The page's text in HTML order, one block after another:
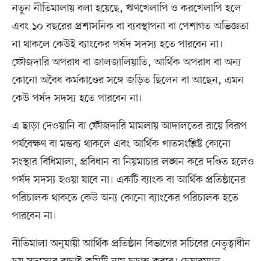
নতুন নীতিমালায় বলা হয়েছে, ঋণখেলাপি ও করখেলাপি হলে
এবং ১০ বছরের প্রশাসনিক বা ব্যবস্থাপনা বা পেশাগত অভিজ্ঞতা
না থাকলে কেউই ব্যাংকের পর্ষদ সদস্য হতে পারবেন না।
ফৌজদারি অপরাধ বা জালজালিয়াতি, আর্থিক অপরাধ বা অন্য
কোনো অবৈধ কর্মকাণ্ডের সঙ্গে জড়িত ছিলেন বা আছেন, এমন
কেউ পর্ষদ সদস্য হতে পারবেন না।
এ ছাড়া দেওয়ানি বা ফৌজদারি মামলায় আদালতের রায়ে বিরূপ
পর্যবেক্ষণ বা মন্তব্য থাকলে এবং আর্থিক খাতসংশ্লিষ্ট কোনো
সংস্থার বিধিমালা, প্রবিধান বা নিয়মাচার লঙ্ঘন করে দণ্ডিত হলেও
পর্ষদ সদস্য হওয়া যাবে না। একটি ব্যাংক বা আর্থিক প্রতিষ্ঠানের
পরিচালক থাকতে কেউ অন্য কোনো ব্যাংকের পরিচালক হতে
পারবেন না।
নীতিমালা অনুযায়ী আর্থিক প্রতিষ্ঠান বিভাগের সচিবের নেতৃত্বাধীন